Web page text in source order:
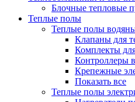
Блочные тепловые
Теплые полы
Теплые полы
Клапаны для
Комплекты
Контроллеры
Крепежные
Показать все
Теплые полы